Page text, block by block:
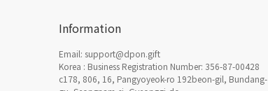
Information
Email: support@dpon.gift
Korea : Business Registration Number: 356-87-00428
c178, 806, 16, Pangyoyeok-ro 192beon-gil, Bundang-